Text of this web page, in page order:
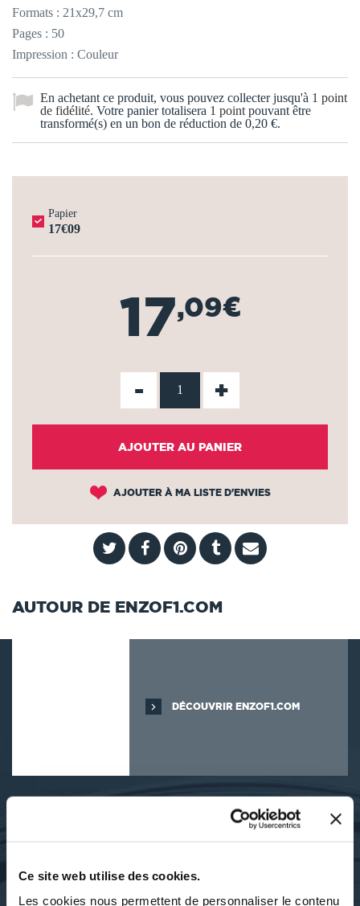
Ce site web utilise des cookies.
Les cookies nous permettent de personnaliser le contenu
Formats : 21x29,7 cm
Pages : 50
Impression : Couleur
En achetant ce produit, vous pouvez collecter jusqu'à 1 point
de fidélité. Votre panier totalisera 1 point pouvant être
transformé(s) en un bon de réduction de 0,20 €.
Papier
17€09
17,09€
- +
AJOUTER AU PANIER
AJOUTER À MA LISTE D'ENVIES
AUTOUR DE ENZOF1.COM
DÉCOUVRIR ENZOF1.COM